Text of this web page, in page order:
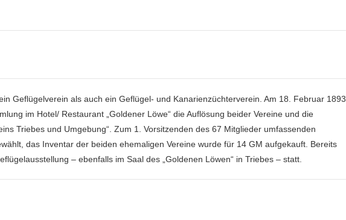
Geflügelverein als auch ein Geflügel- und Kanarienzüchterverein. Am 18. Februar 1893
im Hotel/ Restaurant „Goldener Löwe“ die Auflösung beider Vereine und die
Triebes und Umgebung“. Zum 1. Vorsitzenden des 67 Mitglieder umfassenden
das Inventar der beiden ehemaligen Vereine wurde für 14 GM aufgekauft. Bereits
– ebenfalls im Saal des „Goldenen Löwen“ in Triebes – statt.